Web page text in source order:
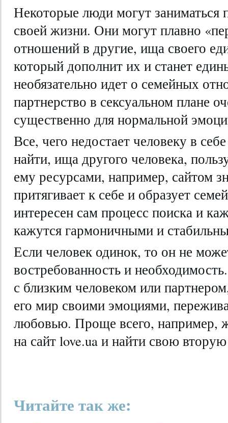
Некоторые люди могут заниматься
своей жизни. Они могут плавно
отношений в другие, ища своего
который дополнит их и станет
необязательно идет о семейных
партнерство в сексуальном плане
существенно для нормальной
Все, чего недостает человеку в
найти, ища другого человека,
ему ресурсами, например, сайтом
притягивает к себе и образует
интересен сам процесс поиска и
кажутся гармоничными и
Если человек одинок, то он не
востребованность и
с близким человеком или
его мир своими эмоциями,
любовью. Проще всего, например,
на сайт love.ua и найти свою
Читайте так же: